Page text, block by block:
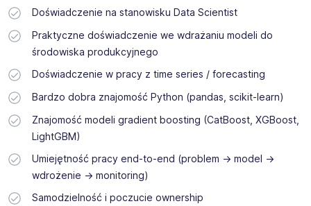
Doświadczenie na stanowisku Data Scientist
Praktyczne doświadczenie we wdrażaniu modeli do
środowiska produkcyjnego
Doświadczenie w pracy z time series / forecasting
Bardzo dobra znajomość Python (pandas, scikit-learn)
Znajomość modeli gradient boosting (CatBoost, XGBoost,
LightGBM)
Umiejętność pracy end-to-end (problem → model →
wdrożenie → monitoring)
Samodzielność i poczucie ownership